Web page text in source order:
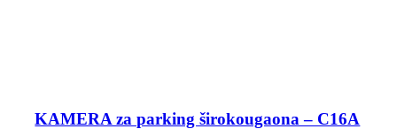
KAMERA za parking širokougaona – C16A